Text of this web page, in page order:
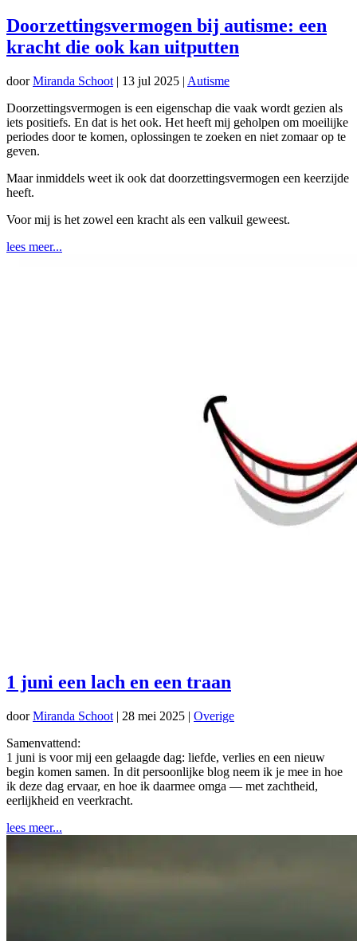
Doorzettingsvermogen bij autisme: een
kracht die ook kan uitputten
doorMiranda Schoot | 13 jul 2025 | Autisme
Doorzettingsvermogen is een eigenschap die vaak wordt gezien als
iets positiefs. En dat is het ook. Het heeft mij geholpen om moeilijke
periodes door te komen, oplossingen te zoeken en niet zomaar op te
geven.
Maar inmiddels weet ik ook dat doorzettingsvermogen een keerzijde
heeft.
Voor mij is het zowel een kracht als een valkuil geweest.
lees meer...
1 juni een lach en een traan
doorMiranda Schoot | 28 mei 2025 | Overige
Samenvattend:
1 juni is voor mij een gelaagde dag: liefde, verlies en een nieuw
begin komen samen. In dit persoonlijke blog neem ik je mee in hoe
ik deze dag ervaar, en hoe ik daarmee omga — met zachtheid,
eerlijkheid en veerkracht.
lees meer...